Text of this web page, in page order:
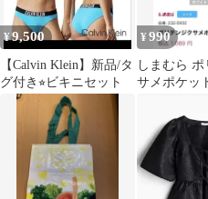
¥9,500
【Calvin Klein】新品/タ
グ付き⭐︎ビキニセット
¥990
しまむら
サメポケッ